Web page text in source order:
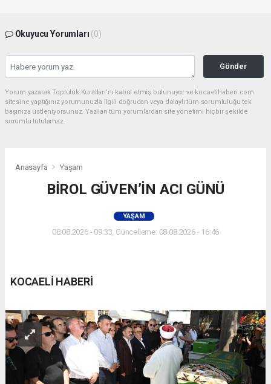
Okuyucu Yorumları (0)
Gönder
Yorum yazarak Topluluk Kuralları’nı kabul etmiş bulunuyor ve kocaelihaberi.com
sitesine yaptığınız yorumunuzla ilgili doğrudan veya dolaylı tüm sorumluluğu tek
başınıza üstleniyorsunuz. Yazılan tüm yorumlardan site yönetimi hiçbir şekilde
sorumlu tutulamaz.
Anasayfa Yaşam
BİROL GÜVEN’İN ACI GÜNÜ
YAŞAM
08.08.2026 - 09:33, Güncelleme: 08.08.2026 - 16:46
KOCAELİ HABERİ